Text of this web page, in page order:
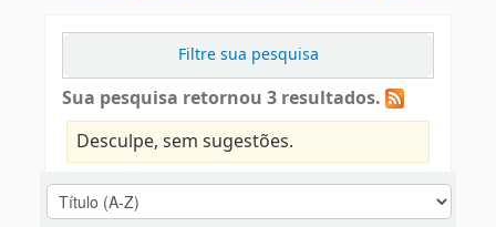
Filtre sua pesquisa
Sua pesquisa retornou 3 resultados.
Desculpe, sem sugestões.